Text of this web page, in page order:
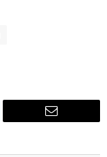
Email